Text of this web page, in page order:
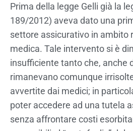
Prima della legge Gelli già la
189/2012) aveva dato una
settore assicurativo in ambito
medica. Tale intervento si è
insufficiente tanto che, anche
rimanevano comunque
avvertite dai medici; in
poter accedere ad una tutela
senza affrontare costi